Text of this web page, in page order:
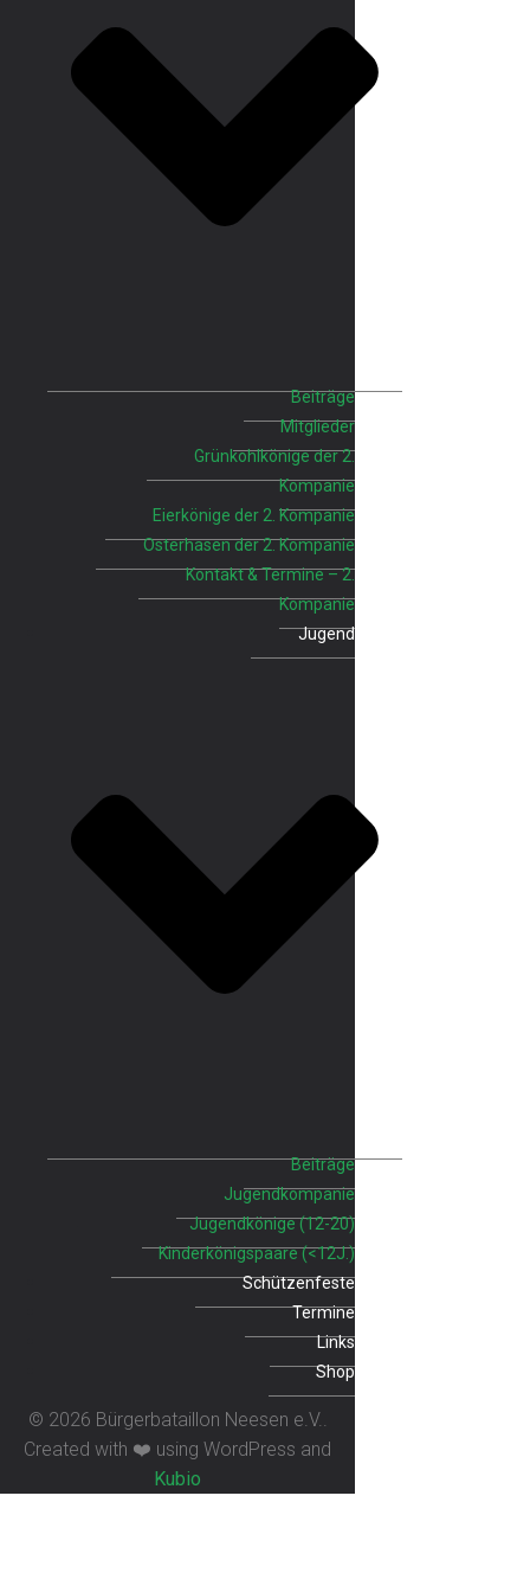
Beiträge
Mitglieder
Grünkohlkönige der 2.
Kompanie
Eierkönige der 2. Kompanie
Osterhasen der 2. Kompanie
Kontakt & Termine – 2.
Kompanie
Jugend
Beiträge
Jugendkompanie
Jugendkönige (12-20)
Kinderkönigspaare (<12J.)
Schützenfeste
Termine
Links
Shop
© 2026 Bürgerbataillon Neesen e.V..
Created with ❤️ using WordPress and
Kubio